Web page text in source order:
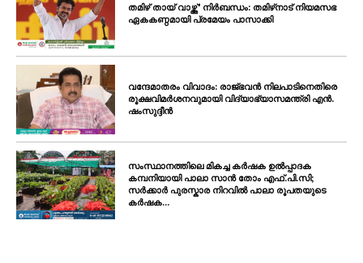
തമിഴ് തായ് വാഴ്ത്ത്’ നിർബന്ധം: തമിഴ്‌നാട് നിയമസഭ
ഏകകണ്ഠമായി പ്രമേയം പാസാക്കി
വന്ദേമാതരം വിവാദം: രാജ്ഭവൻ നിലപാടിനെതിരെ
രൂക്ഷവിമർശനവുമായി വിദ്യാഭ്യാസമന്ത്രി എൻ.
ഷംസുദ്ദീൻ
സംസ്ഥാനത്തിലെ മികച്ച കർഷക ഉൽപ്പാദക
കമ്പനിയായി പാലാ സാൻ തോം എഫ്.പി.സി;
സർക്കാർ പുരസ്കാര നിറവിൽ പാലാ രൂപതയുടെ
കർഷക...